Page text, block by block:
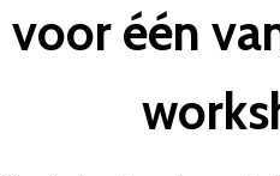
voor één